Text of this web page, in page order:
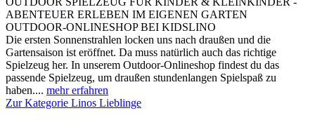
ABENTEUER ERLEBEN IM EIGENEN GARTEN
OUTDOOR-ONLINESHOP BEI KIDSLINO
Die ersten Sonnenstrahlen locken uns nach draußen und die
Gartensaison ist eröffnet. Da muss natürlich auch das richtige
Spielzeug her. In unserem Outdoor-Onlineshop findest du das
passende Spielzeug, um draußen stundenlangen Spielspaß zu
haben.... mehr erfahren
Zur Kategorie Linos Lieblinge